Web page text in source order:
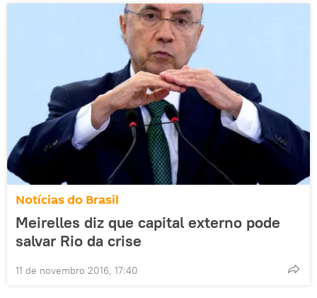
Notícias do Brasil
Meirelles diz que capital externo pode
salvar Rio da crise
11 de novembro 2016, 17:40